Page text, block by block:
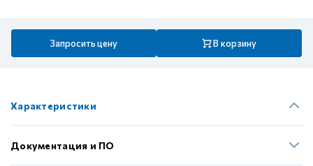
Запросить цену В корзину
Характеристики
Документация и ПО